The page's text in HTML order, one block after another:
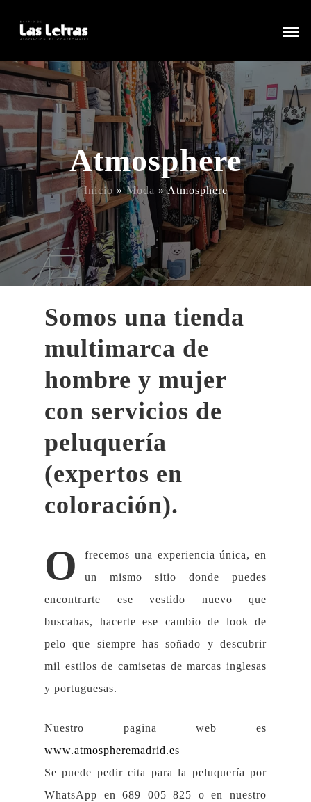
Atmosphere
Inicio»Moda »Atmosphere
Somos una tienda
multimarca de
hombre y mujer
con servicios de
peluquería
(expertos en
coloración).
O
frecemos una experiencia única, en
un mismo sitio donde puedes
encontrarte ese vestido nuevo que
buscabas, hacerte ese cambio de look de
pelo que siempre has soñado y descubrir
mil estilos de camisetas de marcas inglesas
y portuguesas.
Nuestro pagina web es
www.atmospheremadrid.es
Se puede pedir cita para la peluquería por
WhatsApp en 689 005 825 o en nuestro